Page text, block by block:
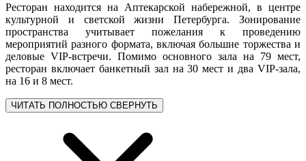
Ресторан находится на Аптекарской набережной, в центре
культурной и светской жизни Петербурга. Зонирование
пространства учитывает пожелания к проведению
мероприятий разного формата, включая большие торжества и
деловые VIP-встречи. Помимо основного зала на 79 мест,
ресторан включает банкетный зал на 30 мест и два VIP-зала,
на 16 и 8 мест.
ЧИТАТЬ ПОЛНОСТЬЮ СВЕРНУТЬ